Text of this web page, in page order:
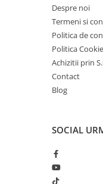
■ Stergatoare auto
■ Suporturi portbagaj
■ Consumabile service
■ Echipamente de
■ Produse universale
■ Scule si echipamente
pneumatice
Despre noi
Termeni si
Politica de
Politica
Achizitii prin
Contact
Blog
SOCIAL